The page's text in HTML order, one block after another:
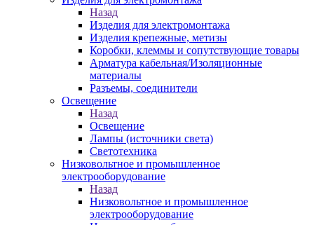
Назад
Изделия для электромонтажа
Изделия крепежные, метизы
Коробки, клеммы и сопутствующие товары
Арматура кабельная/Изоляционные
материалы
Разъемы, соединители
Освещение
Назад
Освещение
Лампы (источники света)
Светотехника
Низковольтное и промышленное
электрооборудование
Назад
Низковольтное и промышленное
электрооборудование